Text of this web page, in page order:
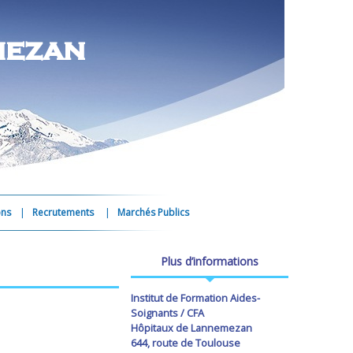
Recrutements Marchés Publics
Plus d’informations
Institut de Formation Aides-
Soignants / CFA
Hôpitaux de Lannemezan
644, route de Toulouse